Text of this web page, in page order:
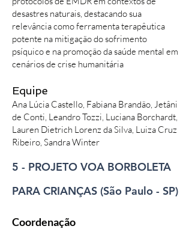
desastres naturais, destacando sua
relevância como ferramenta terapêutica
potente na mitigação do sofrimento
psíquico e na promoção da saúde mental em
cenários de crise humanitária
Equipe
Ana Lúcia Castello, Fabiana Brandão, Jetâni
de Conti, Leandro Tozzi, Luciana Borchardt,
Lauren Dietrich Lorenz da Silva, Luiza Cruz
Ribeiro, Sandra Winter
5 - PROJETO VOA BORBOLETA
PARA CRIANÇAS (São Paulo - SP)
Coordenação